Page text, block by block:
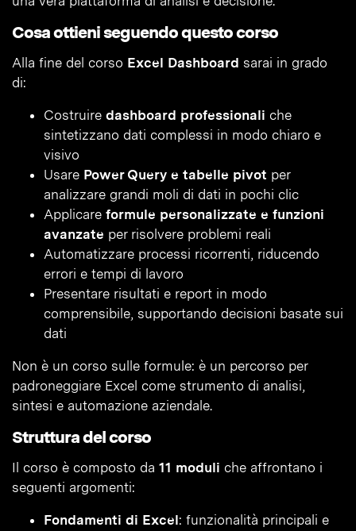
Cosa ottieni seguendo questo corso
Alla fine del corso Excel Dashboard sarai in grado
di:
Costruire dashboard professionali che
sintetizzano dati complessi in modo chiaro e
visivo
Usare Power Query e tabelle pivot per
analizzare grandi moli di dati in pochi clic
Applicare formule personalizzate e funzioni
avanzate per risolvere problemi reali
Automatizzare processi ricorrenti, riducendo
errori e tempi di lavoro
Presentare risultati e report in modo
comprensibile, supportando decisioni basate sui
dati
Non è un corso sulle formule: è un percorso per
padroneggiare Excel come strumento di analisi,
sintesi e automazione aziendale.
Struttura del corso
Il corso è composto da 11 moduli che affrontano i
seguenti argomenti:
Fondamenti di Excel: funzionalità principali e